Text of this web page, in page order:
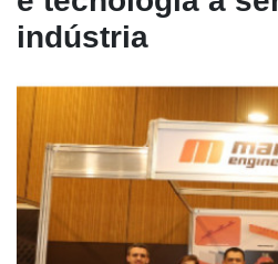
indústria